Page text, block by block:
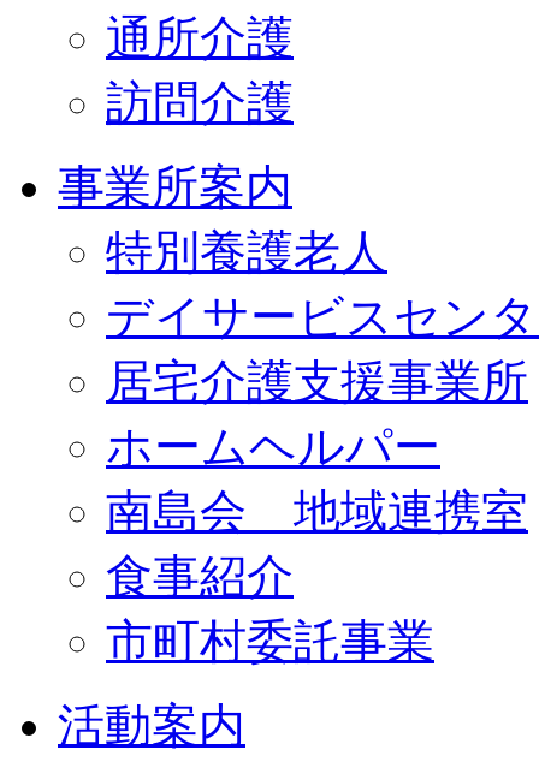
通所介護
訪問介護
事業所案内
特別養護老人
デイサービスセン
居宅介護支援事業所
ホームヘルパー
南島会 地域連携室
食事紹介
市町村委託事業
活動案内